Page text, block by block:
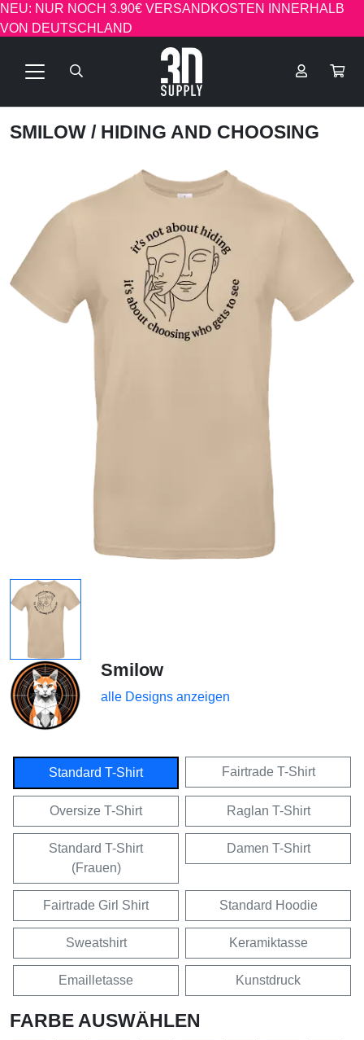
NEU: NUR NOCH 3.90€ VERSANDKOSTEN INNERHALB
VON DEUTSCHLAND
SMILOW / HIDING AND CHOOSING
Smilow
alle Designs anzeigen
Standard T-Shirt Fairtrade T-Shirt
Oversize T-Shirt Raglan T-Shirt
Standard T-Shirt
(Frauen)
Damen T-Shirt
Fairtrade Girl Shirt Standard Hoodie
Sweatshirt Keramiktasse
Emailletasse Kunstdruck
FARBE AUSWÄHLEN